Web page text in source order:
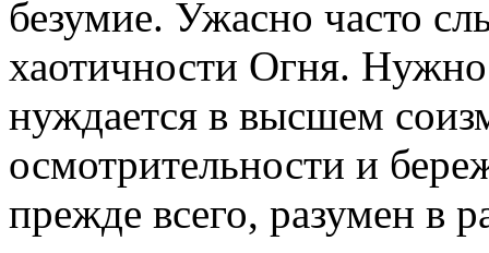
безумие. Ужасно часто
хаотичности Огня. Нужно
нуждается в высшем
осмотрительности и
прежде всего, разумен в